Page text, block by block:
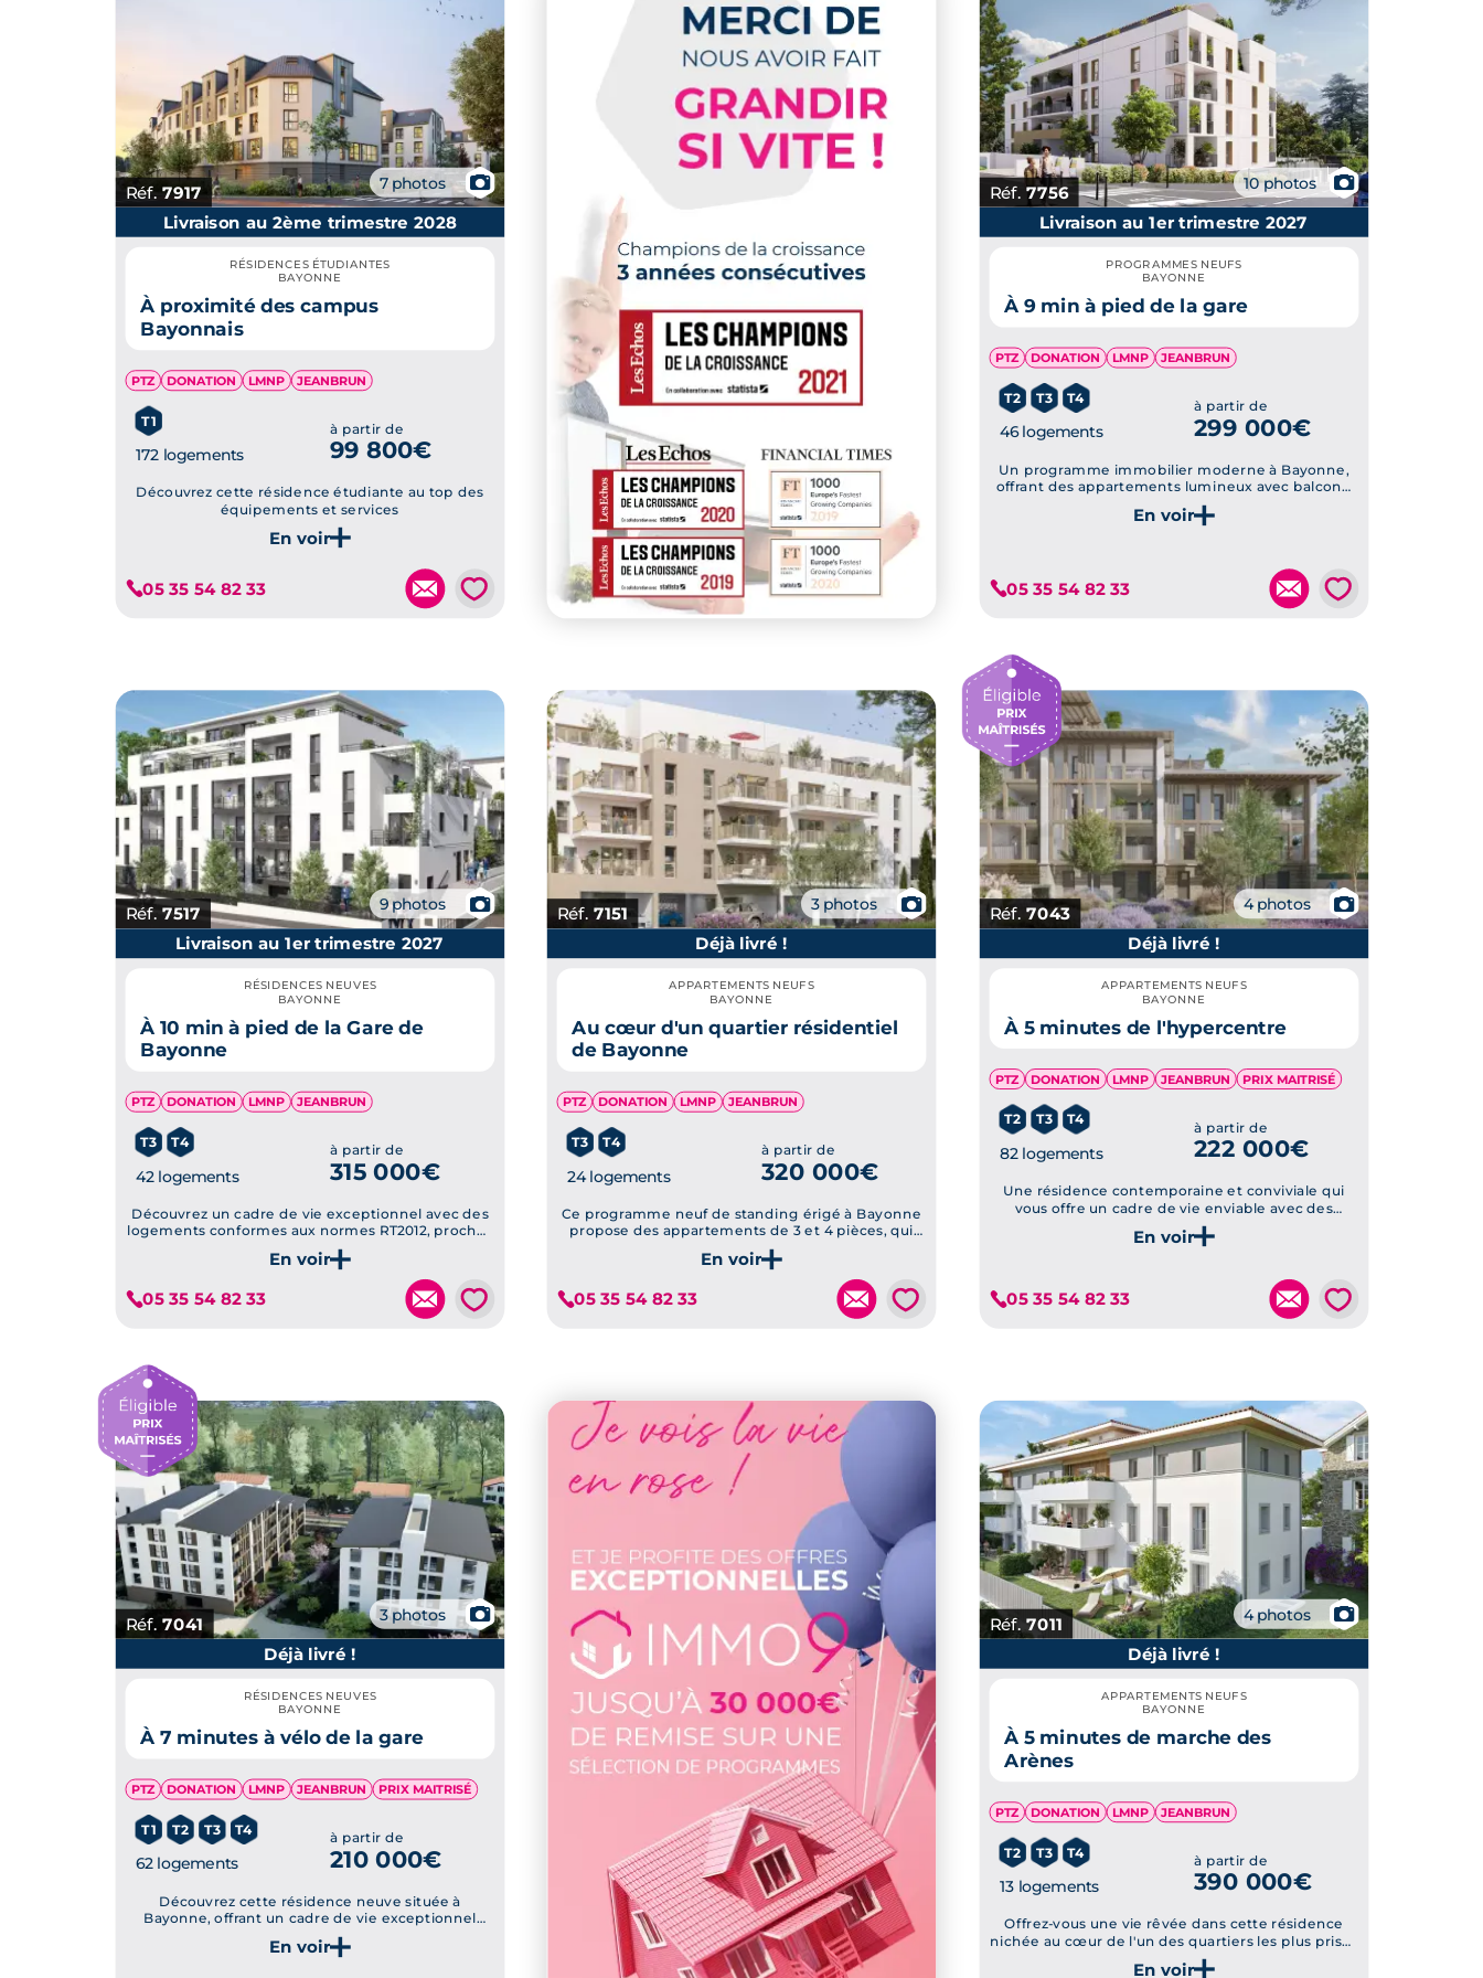
Réf. 7917 7 photos 📷
Je découvre ce programme
Livraison au 2ème trimestre 2028
RÉSIDENCES ÉTUDIANTES
BAYONNE
À proximité des campus
Bayonnais
PTZ DONATION LMNP JEANBRUN
T1
172 logements
à partir de
99 800€
Découvrez cette résidence étudiante au top des
équipements et services
05 35 54 82 33 💗
Réf. 7756 10 photos 📷
Livraison au 1er trimestre 2027
PROGRAMMES NEUFS
BAYONNE
À 9 min à pied de la gare
PTZ DONATION LMNP JEANBRUN
T2 T3 T4
46 logements
à partir de
299 000€
Un programme immobilier moderne à Bayonne,
offrant des appartements lumineux avec balcons,
jardins privatifs et respectant les normes
énergétiques RE2020.
05 35 54 82 33 💗
Réf. 7517 9 photos 📷
Je découvre ce programme
Livraison au 1er trimestre 2027
RÉSIDENCES NEUVES
BAYONNE
À 10 min à pied de la Gare de
Bayonne
PTZ DONATION LMNP JEANBRUN
T3 T4
42 logements
à partir de
315 000€
Découvrez un cadre de vie exceptionnel avec des
logements conformes aux normes RT2012, proches
du centre-ville et des espaces verts.
05 35 54 82 33 💗
Réf.7151 3 photos 📷
Je découvre ce programme
Déjà livré !
APPARTEMENTS NEUFS
BAYONNE
Au cœur d'un quartier résidentiel
de Bayonne
PTZ DONATION LMNP JEANBRUN
T3 T4
24 logements
à partir de
320 000€
Ce programme neuf de standing érigé à Bayonne
propose des appartements de 3 et 4 pièces, qui
seront prêts à être habités au premier trimestre
de 2025.
05 35 54 82 33 💗
Réf. 7043 4 photos 📷
Déjà livré !
APPARTEMENTS NEUFS
BAYONNE
À 5 minutes de l'hypercentre
PTZ DONATION LMNP JEANBRUN PRIX MAITRISÉ
T2 T3 T4
82 logements
à partir de
222 000€
Une résidence contemporaine et conviviale qui
vous offre un cadre de vie enviable avec des
appartements neufs du T2 au T5, livrables au 3ème
trimestre 2025.
05 35 54 82 33 💗
Réf. 7041 3 photos 📷
Déjà livré !
RÉSIDENCES NEUVES
BAYONNE
À 7 minutes à vélo de la gare
PTZ DONATION LMNP JEANBRUN PRIX MAITRISÉ
T1 T2 T3 T4
62 logements
à partir de
210 000€
Découvrez cette résidence neuve située à
Bayonne, offrant un cadre de vie exceptionnel
avec des appartements lumineux, confortables et
bien agencés, prêts à vous accueillir dès le 3ème
Réf. 7011 4 photos 📷
Déjà livré !
APPARTEMENTS NEUFS
BAYONNE
À 5 minutes de marche des
Arènes
PTZ DONATION LMNP JEANBRUN
T2 T3 T4
13 logements
à partir de
390 000€
Offrez-vous une vie rêvée dans cette résidence
nichée au cœur de l'un des quartiers les plus prisés
de Bayonne.